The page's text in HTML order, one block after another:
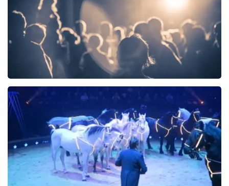
KOOP TICKETS
next to normal
KOOP TICKETS